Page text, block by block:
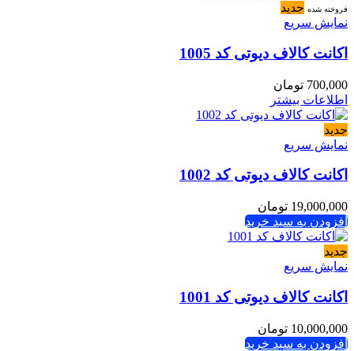
فروخته شده جدید
نمایش سریع
اکانت کالاف دیوتی کد 1005
700,000 تومان
اطلاعات بیشتر
جدید
نمایش سریع
اکانت کالاف دیوتی کد 1002
19,000,000 تومان
افزودن به سبد خرید
جدید
نمایش سریع
اکانت کالاف دیوتی کد 1001
10,000,000 تومان
افزودن به سبد خرید